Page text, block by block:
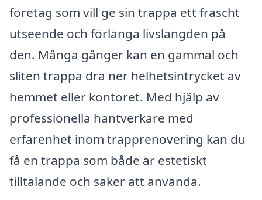
företag som vill ge sin trappa ett fräscht
utseende och förlänga livslängden på
den. Många gånger kan en gammal och
sliten trappa dra ner helhetsintrycket av
hemmet eller kontoret. Med hjälp av
professionella hantverkare med
erfarenhet inom trapprenovering kan du
få en trappa som både är estetiskt
tilltalande och säker att använda.